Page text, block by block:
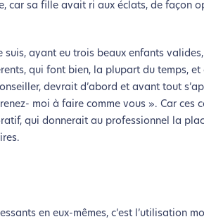
car sa fille avait ri aux éclats, de façon
ayant eu trois beaux enfants
qui font bien, la plupart du temps,
devrait d’abord et avant tout
moi à faire comme vous ». Car ces
qui donnerait au professionnel la
en eux-mêmes, c’est